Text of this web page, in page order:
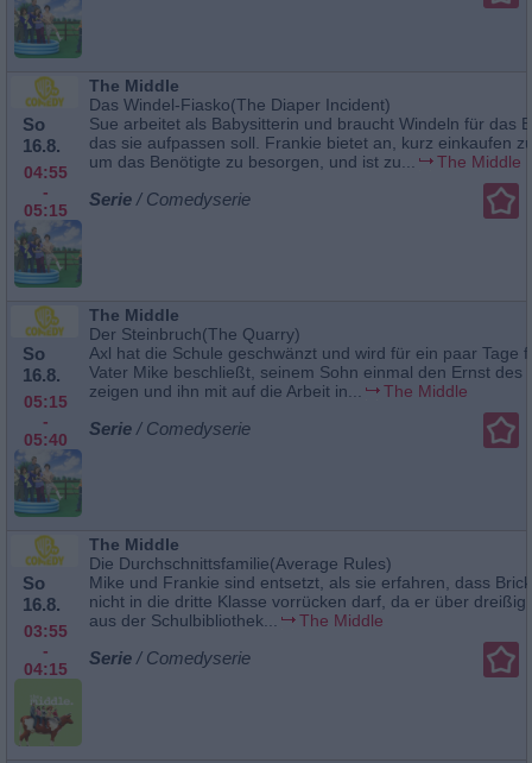
So
16.8.
04:55
-
05:15
The Middle
Das Windel-Fiasko(The Diaper Incident)
Sue arbeitet als Babysitterin und braucht Windeln für das
das sie aufpassen soll. Frankie bietet an, kurz einkaufen
um das Benötigte zu besorgen, und ist zu...
The Middle
Serie / Comedyserie
So
16.8.
05:15
-
05:40
The Middle
Der Steinbruch(The Quarry)
Axl hat die Schule geschwänzt und wird für ein paar Tage
Vater Mike beschließt, seinem Sohn einmal den Ernst des
zeigen und ihn mit auf die Arbeit in...
The Middle
Serie / Comedyserie
So
16.8.
03:55
-
04:15
The Middle
Die Durchschnittsfamilie(Average Rules)
Mike und Frankie sind entsetzt, als sie erfahren, dass
nicht in die dritte Klasse vorrücken darf, da er über dreißig
aus der Schulbibliothek...
The Middle
Serie / Comedyserie